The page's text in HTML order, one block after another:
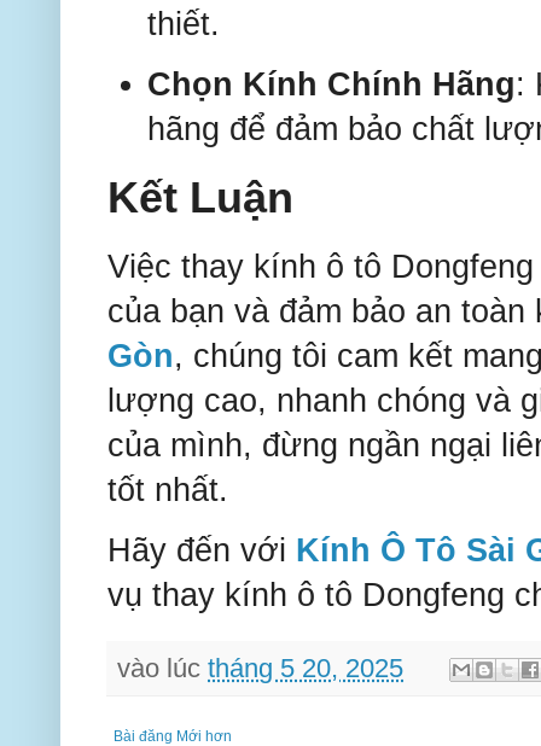
thiết.
Chọn Kính Chính Hãng:
hãng để đảm bảo chất
Kết Luận
Việc thay kính ô tô
của bạn và đảm bảo an
Gòn, chúng tôi cam kết
lượng cao, nhanh chóng và
của mình, đừng ngần ngại
tốt nhất.
Hãy đến với Kính Ô Tô Sài
vụ thay kính ô tô Dongfeng
vào lúctháng 5 20, 2025
Bài đăng Mới hơn